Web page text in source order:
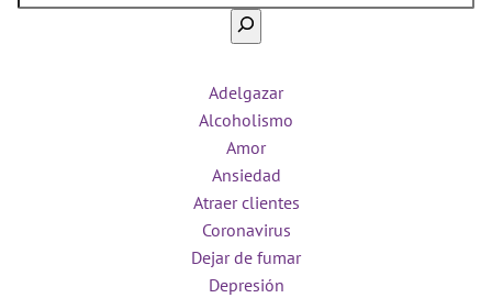
Adelgazar
Alcoholismo
Amor
Ansiedad
Atraer clientes
Coronavirus
Dejar de fumar
Depresión